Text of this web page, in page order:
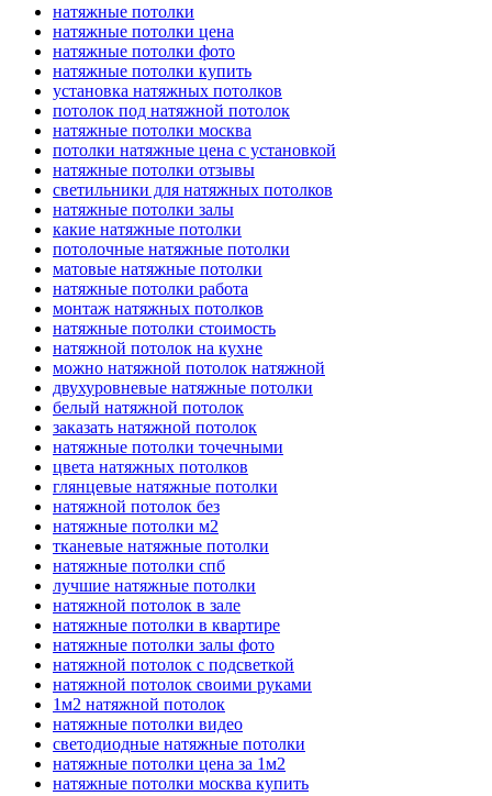
натяжные потолки
натяжные потолки цена
натяжные потолки фото
натяжные потолки купить
установка натяжных потолков
потолок под натяжной потолок
натяжные потолки москва
потолки натяжные цена с установкой
натяжные потолки отзывы
светильники для натяжных потолков
натяжные потолки залы
какие натяжные потолки
потолочные натяжные потолки
матовые натяжные потолки
натяжные потолки работа
монтаж натяжных потолков
натяжные потолки стоимость
натяжной потолок на кухне
можно натяжной потолок натяжной
двухуровневые натяжные потолки
белый натяжной потолок
заказать натяжной потолок
натяжные потолки точечными
цвета натяжных потолков
глянцевые натяжные потолки
натяжной потолок без
натяжные потолки м2
тканевые натяжные потолки
натяжные потолки спб
лучшие натяжные потолки
натяжной потолок в зале
натяжные потолки в квартире
натяжные потолки залы фото
натяжной потолок с подсветкой
натяжной потолок своими руками
1м2 натяжной потолок
натяжные потолки видео
светодиодные натяжные потолки
натяжные потолки цена за 1м2
натяжные потолки москва купить